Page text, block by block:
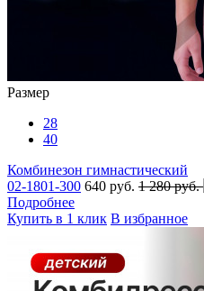
Размер
28
40
Комбинезон гимнастический
02-1801-300 640 руб. 1 280 руб.
Подробнее
Купить в 1 клик В избранное